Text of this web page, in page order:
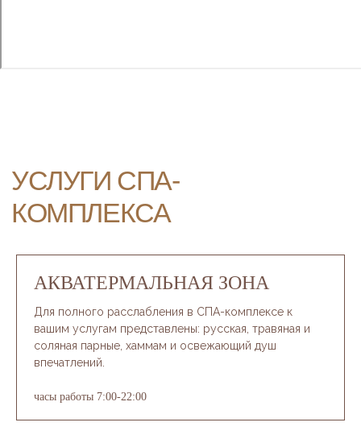
АКВАТЕРМАЛЬНАЯ ЗОНА
Для полного расслабления в СПА-комплексе к
вашим услугам представлены: русская, травяная и
соляная парные, хаммам и освежающий душ
впечатлений.
часы работы 7:00-22:00
ИГРОВАЯ ПЛОЩАДКА
Место, где нашим самым
маленьким гостям точно не будет
времяпрепровождения. Она
расположена в безопасной
и охраняемой зоне, где ваши дети
могут играть и развиваться.
Ознакомиться с «Детской
политикой» Grand Cascade